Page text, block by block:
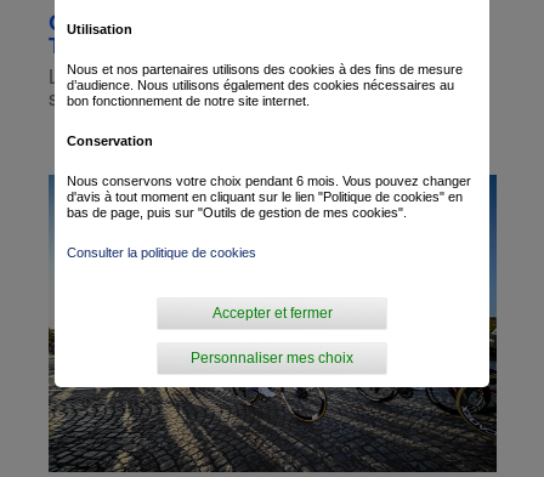
Critérium du Dauphiné : le Team
TotalEnergies sera de la partie
Le Team TotalEnergies aura la chance de
sillonner les routes françaises à l’occasi...
Utilisation
Nous et nos partenaires utilisons des cookies à des fins de mesure
d’audience. Nous utilisons également des cookies nécessaires au
bon fonctionnement de notre site internet.
Conservation
Nous conservons votre choix pendant 6 mois. Vous pouvez changer
d'avis à tout moment en cliquant sur le lien "Politique de cookies" en
bas de page, puis sur "Outils de gestion de mes cookies".
Consulter la politique de cookies
Personnaliser mes choix
Accepter et fermer